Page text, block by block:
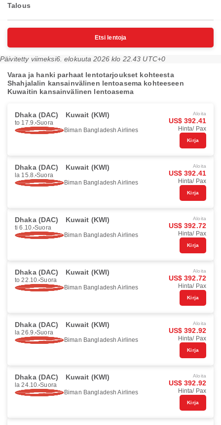
Talous
Etsi lentoja
Päivitetty viimeksi6. elokuuta 2026 klo 22.43 UTC+0
Varaa ja hanki parhaat lentotarjoukset kohteesta
Shahjalalin kansainvälinen lentoasema kohteeseen
Kuwaitin kansainvälinen lentoasema
Dhaka (DAC) Kuwait (KWI)
to 17.9. Suora
Biman Bangladesh Airlines
Aloita
US$ 392.41
Hinta/ Pax
Kirja
Dhaka (DAC) Kuwait (KWI)
la 15.8. Suora
Biman Bangladesh Airlines
Aloita
US$ 392.41
Hinta/ Pax
Kirja
Dhaka (DAC) Kuwait (KWI)
ti 6.10. Suora
Biman Bangladesh Airlines
Aloita
US$ 392.72
Hinta/ Pax
Kirja
Dhaka (DAC) Kuwait (KWI)
to 22.10. Suora
Biman Bangladesh Airlines
Aloita
US$ 392.72
Hinta/ Pax
Kirja
Dhaka (DAC) Kuwait (KWI)
la 26.9. Suora
Biman Bangladesh Airlines
Aloita
US$ 392.92
Hinta/ Pax
Kirja
Dhaka (DAC) Kuwait (KWI)
la 24.10. Suora
Biman Bangladesh Airlines
Aloita
US$ 392.92
Hinta/ Pax
Kirja